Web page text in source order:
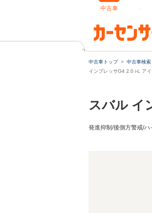
中古車
インプレッサG4 2.0 i-L アイサ
中古車トップ
中古車検
インプレッサG4 2.0 i-L ア
スバル イ
発進抑制/後側方警戒/ハ